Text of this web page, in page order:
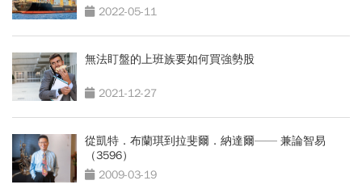
2022-05-11
無法盯盤的上班族要如何買強勢股
2021-12-27
從凱特．布蘭琪到拉斐爾．納達爾—— 兼論智易
（3596）
2009-03-19